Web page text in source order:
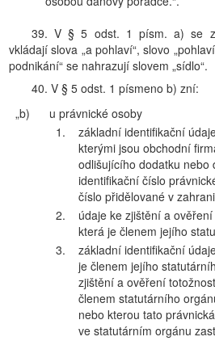
39. V § 5 odst. 1 písm. a) se
vkládají slova „a pohlaví“, slovo
podnikání“ se nahrazují slovem „sídlo“.
40. V § 5 odst. 1 písmeno b) zní:
„b)
u právnické osoby
1.
základní identifikační
kterými jsou obchodní
odlišujícího dodatku
identifikační číslo
číslo přidělované v
2.
údaje ke zjištění a
která je členem jejího
3.
základní identifikační
je členem jejího
zjištění a ověření
členem statutárního
nebo kterou tato
ve statutárním orgánu